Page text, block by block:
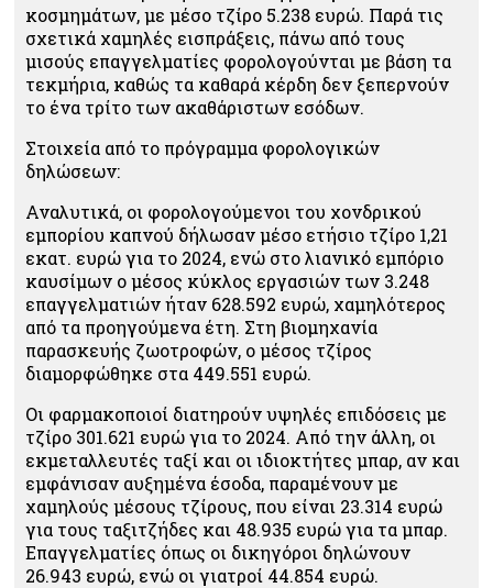
κοσμημάτων, με μέσο τζίρο 5.238 ευρώ. Παρά τις
σχετικά χαμηλές εισπράξεις, πάνω από τους
μισούς επαγγελματίες φορολογούνται με βάση τα
τεκμήρια, καθώς τα καθαρά κέρδη δεν ξεπερνούν
το ένα τρίτο των ακαθάριστων εσόδων.
Στοιχεία από το πρόγραμμα φορολογικών
δηλώσεων:
Αναλυτικά, οι φορολογούμενοι του χονδρικού
εμπορίου καπνού δήλωσαν μέσο ετήσιο τζίρο 1,21
εκατ. ευρώ για το 2024, ενώ στο λιανικό εμπόριο
καυσίμων ο μέσος κύκλος εργασιών των 3.248
επαγγελματιών ήταν 628.592 ευρώ, χαμηλότερος
από τα προηγούμενα έτη. Στη βιομηχανία
παρασκευής ζωοτροφών, ο μέσος τζίρος
διαμορφώθηκε στα 449.551 ευρώ.
Οι φαρμακοποιοί διατηρούν υψηλές επιδόσεις με
τζίρο 301.621 ευρώ για το 2024. Από την άλλη, οι
εκμεταλλευτές ταξί και οι ιδιοκτήτες μπαρ, αν και
εμφάνισαν αυξημένα έσοδα, παραμένουν με
χαμηλούς μέσους τζίρους, που είναι 23.314 ευρώ
για τους ταξιτζήδες και 48.935 ευρώ για τα μπαρ.
Επαγγελματίες όπως οι δικηγόροι δηλώνουν
26.943 ευρώ, ενώ οι γιατροί 44.854 ευρώ.